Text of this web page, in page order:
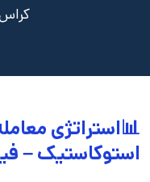
📊استراتژی
استوکاستیک –